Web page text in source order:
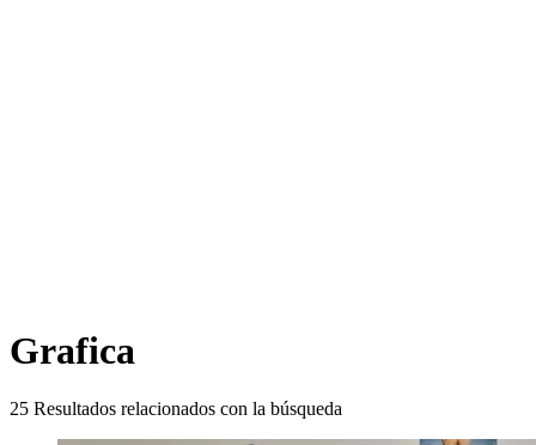
Grafica
25 Resultados relacionados con la búsqueda